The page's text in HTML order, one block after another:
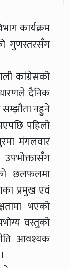
कार्यक्रम
गुणस्तरसँग
कांग्रेसको
दैनिक
नहुने
पहिलो
मंगलवार
छलफलमा
प्रमुख एवं
भएको
वस्तुको
आवश्यक